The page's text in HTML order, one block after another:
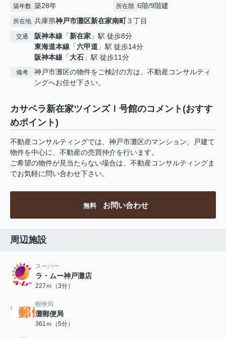
築年数 築28年 所在階 6階/9階建
所在地 兵庫県神戸市灘区新在家南町３丁目
交通 阪神本線 「新在家 」駅 徒歩8分
東海道本線 「六甲道 」駅 徒歩14分
阪神本線 「大石 」駅 徒歩11分
備考
神戸市灘区の物件をご検討の方は、不動産コンサルティ
ングへお任せ下さい。
カサベラ新在家ツインズⅠ号館のコメント(おすす
めポイント)
不動産コンサルティングでは、神戸市灘区のマンション、戸建て
物件を中心に、不動産の売買仲介を行います。
ご希望の物件が見当たらない場合は、不動産コンサルティングま
でお気軽に問い合わせ下さい。
無料 お問い合わせ
周辺施設
スーパー
ラ・ムー神戸灘店
227ｍ（3分）
郵便局
灘郵便局
361ｍ（5分）